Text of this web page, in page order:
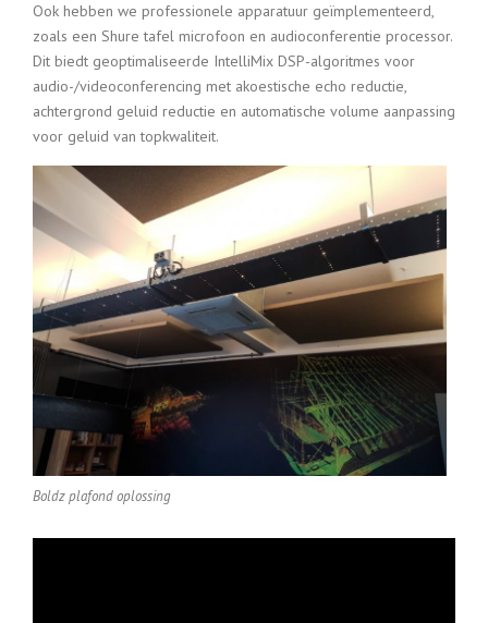
Ook hebben we professionele apparatuur geïmplementeerd,
zoals een Shure tafel microfoon en audioconferentie processor.
Dit biedt geoptimaliseerde IntelliMix DSP-algoritmes voor
audio-/videoconferencing met akoestische echo reductie,
achtergrond geluid reductie en automatische volume aanpassing
voor geluid van topkwaliteit.
Boldz plafond oplossing